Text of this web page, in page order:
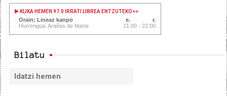
KLIKA HEMEN 97.0 IRRATI LIBREA ENTZUTEKO>>
Orain: Lineaz kanpo
Hurrengoa: Arañas de Marte
21:00 - 22:00
Bilatu